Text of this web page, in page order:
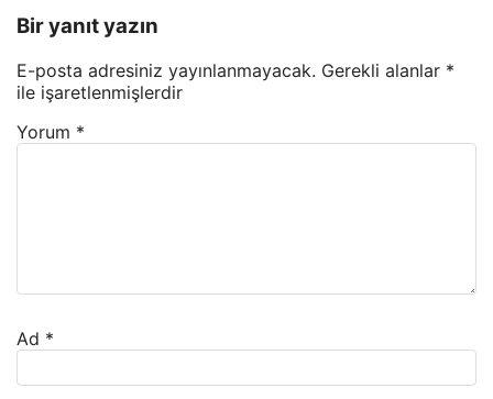
Bir yanıt yazın
E-posta adresiniz yayınlanmayacak. Gerekli alanlar *
ile işaretlenmişlerdir
Yorum *
Ad *